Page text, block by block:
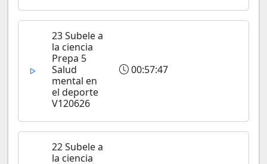
23 Subele a
la ciencia
Prepa 5
Salud
mental en
el deporte
V120626
00:57:47
22 Subele a
la ciencia